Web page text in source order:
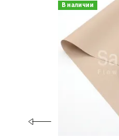
В наличии